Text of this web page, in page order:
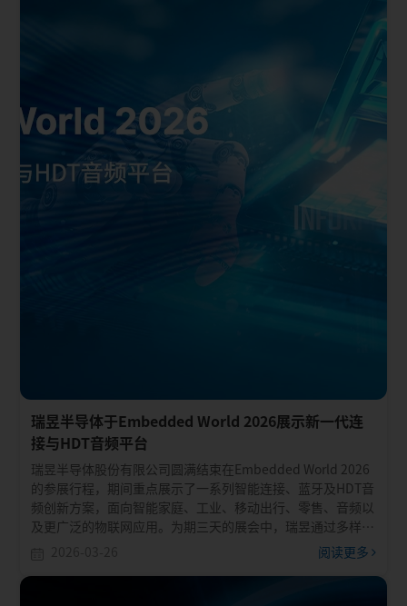
瑞昱半导体于Embedded World 2026展示新一代连
接与HDT音频平台
瑞昱半导体股份有限公司圆满结束在Embedded World 2026
的参展行程，期间重点展示了一系列智能连接、蓝牙及HDT音
频创新方案，面向智能家庭、工业、移动出行、零售、音频以
及更广泛的物联网应用。为期三天的展会中，瑞昱通过多样化
的现场演示与客户交流，充分展现其最新平台如何助力打造由
阅读更多